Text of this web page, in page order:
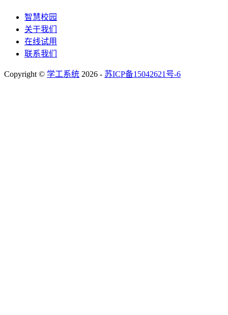
智慧校园
关于我们
在线试用
联系我们
Copyright © 学工系统 2026 - 苏ICP备15042621号-6